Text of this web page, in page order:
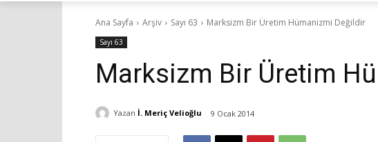
Ana Sayfa Arşiv Sayı 63 Marksizm Bir Üretim Hümanizmi Değildir
Sayı 63
Marksizm Bir Üretim
Yazan İ. Meriç Velioğlu 9 Ocak 2014